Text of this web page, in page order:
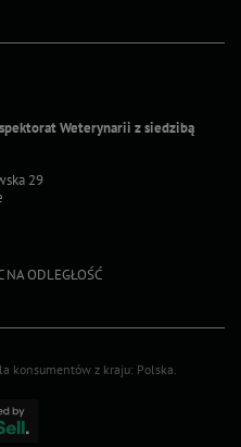
Weterynarii z siedzibą
29
NA ODLEGŁOŚĆ
konsumentów z kraju: Polska